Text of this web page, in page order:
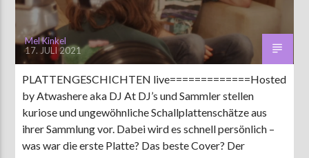
Mel Kinkel
17. JULI 2021
PLATTENGESCHICHTEN live=============Hosted
by Atwashere aka DJ At DJ’s und Sammler stellen
kuriose und ungewöhnliche Schallplattenschätze aus
ihrer Sammlung vor. Dabei wird es schnell persönlich –
was war die erste Platte? Das beste Cover? Der